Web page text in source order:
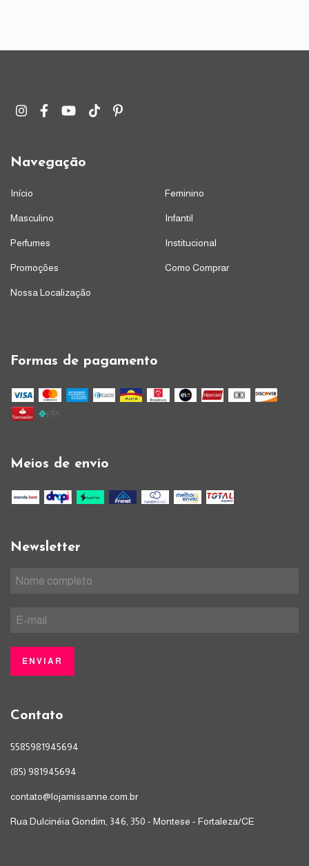
Navegação
Início Feminino
Masculino Infantil
Perfumes Institucional
Promoções Como Comprar
Nossa Localização
Formas de pagamento
Meios de envio
Newsletter
Contato
5585981945694
(85) 981945694
contato@lojamissanne.com.br
Rua Dulcinéia Gondim, 346, 350 - Montese - Fortaleza/CE